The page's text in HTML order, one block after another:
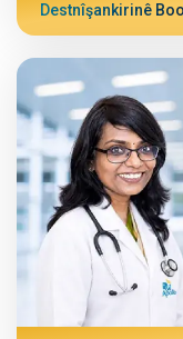
Destnîşankirinê